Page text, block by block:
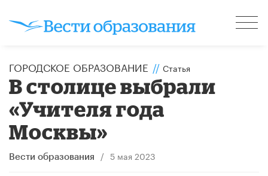
ГОРОДСКОЕ ОБРАЗОВАНИЕ // Статья
В столице выбрали
«Учителя года
Москвы»
Вести образования / 5 мая 2023